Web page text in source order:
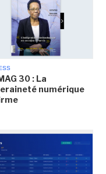
30 : La
numérique